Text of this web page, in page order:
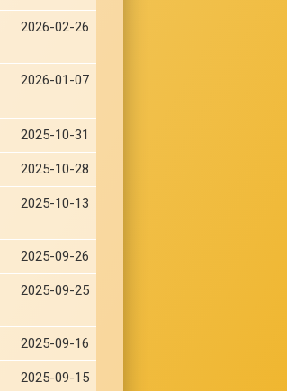
2026-02-26
2026-01-07
2025-10-31
2025-10-28
2025-10-13
2025-09-26
2025-09-25
2025-09-16
2025-09-15